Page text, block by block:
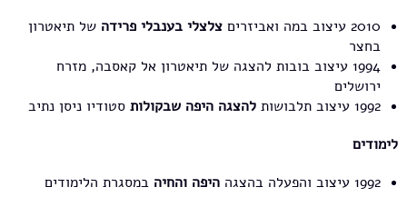
2010 עיצוב במה ואביזרים
צלצלי בענבלי פרידה של תיאטרון
בחצר
1994 עיצוב בובות להצגה של תיאטרון אל קאסבה, מזרח
ירושלים
1992 עיצוב תלבושות
להצגה היפה שבקולותסטודיו ניסן נתיב
לימודים
1992 עיצוב והפעלה בהצגה
היפה והחיה במסגרת הלימודים